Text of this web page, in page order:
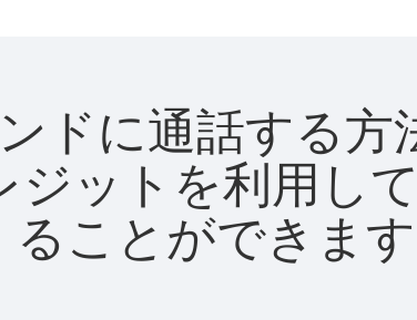
ドに通話する方
ジットを利用し
ることができます